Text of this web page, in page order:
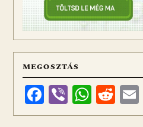
MEGOSZTÁS
Facebook
Viber